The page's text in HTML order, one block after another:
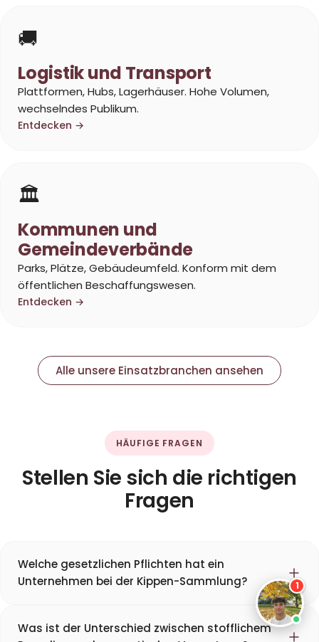
🚚
Logistik und Transport
Plattformen, Hubs, Lagerhäuser. Hohe Volumen,
wechselndes Publikum.
Entdecken →
🏛️
Kommunen und
Gemeindeverbände
Parks, Plätze, Gebäudeumfeld. Konform mit dem
öffentlichen Beschaffungswesen.
Entdecken →
Alle unsere Einsatzbranchen ansehen
HÄUFIGE FRAGEN
Stellen Sie sich die richtigen
Fragen
Welche gesetzlichen Pflichten hat ein
Unternehmen bei der Kippen-Sammlung?
Was ist der Unterschied zwischen stofflichem
1